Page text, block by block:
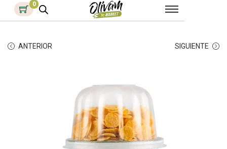
0
ANTERIOR SIGUIENTE